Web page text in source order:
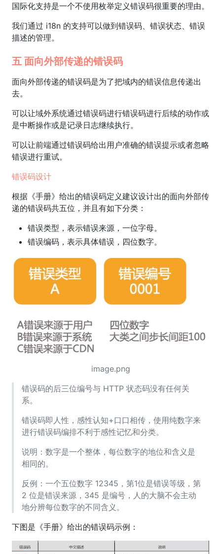
国际化支持是一个不使用枚举定义错误码很重要的理由。
我们通过 i18n 的支持可以做到错误码、错误状态、错误
描述的管理。
五 面向外部传递的错误码
面向外部传递的错误码是为了把域内的错误信息传递出
去。
可以让域外系统通过错误码进行错误码进行后续的动作或
是中断操作或是记录日志继续执行。
可以让前端通过错误码给出用户准确的错误提示或者忽略
错误进行重试。
错误码设计
根据《手册》给出的错误码定义建议设计出的面向外部传
递的错误码共五位，并且有如下分类：
错误类型，表示错误来源，一位字母。
错误编码，表示具体错误，四位数字。
image.png
错误码的后三位编号与 HTTP 状态码没有任何关
系。
错误码即人性，感性认知+口口相传，使用纯数字来
进行错误码编排不利于感性记忆和分类。
说明：数字是一个整体，每位数字的地位和含义是
相同的。
反例：一个五位数字 12345，第1位是错误等级，第
2 位是错误来源，345 是编号，人的大脑不会主动
地分辨每位数字的不同含义。
下图是《手册》给出的错误码示例：